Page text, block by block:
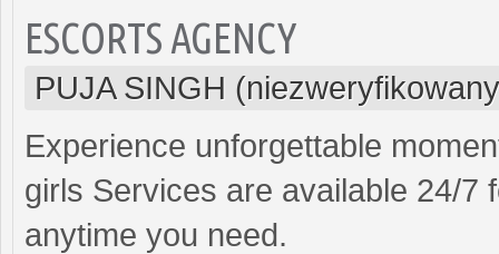
ESCORTS AGENCY
PUJA SINGH
Experience unforgettable
girls Services are available 24/7
anytime you need.